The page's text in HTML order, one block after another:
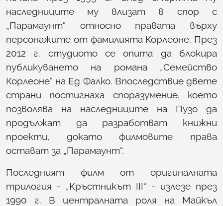
наследниците му влизат в спор с
„Парамаунт“ относно правата върху
персонажите от фамилията Корлеоне. През
2012 г. студиото се опита да блокира
публикуването на романа „Семейство
Корлеоне“ на Ед Фалко. Впоследствие двете
страни постигнаха споразумение, което
позволява на наследниците на Пузо да
продължат да разработват книжни
проекти, докато филмовите права
остават за „Парамаунт“.
Последният филм от оригиналната
трилогия - „Кръстникът III“ - излезе през
1990 г. В централната роля на Майкъл